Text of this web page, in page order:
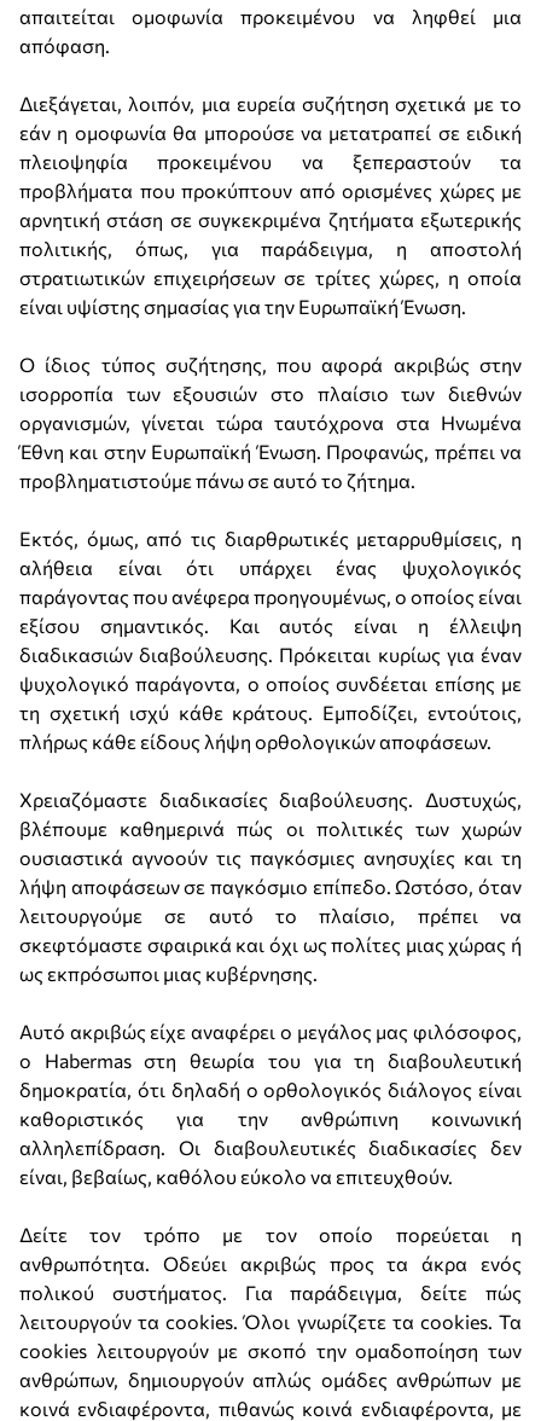
απαιτείται ομοφωνία προκειμένου να ληφθεί μια
απόφαση.
Διεξάγεται, λοιπόν, μια ευρεία συζήτηση σχετικά με το
εάν η ομοφωνία θα μπορούσε να μετατραπεί σε ειδική
πλειοψηφία προκειμένου να ξεπεραστούν τα
προβλήματα που προκύπτουν από ορισμένες χώρες με
αρνητική στάση σε συγκεκριμένα ζητήματα εξωτερικής
πολιτικής, όπως, για παράδειγμα, η αποστολή
στρατιωτικών επιχειρήσεων σε τρίτες χώρες, η οποία
είναι υψίστης σημασίας για την Ευρωπαϊκή Ένωση.
Ο ίδιος τύπος συζήτησης, που αφορά ακριβώς στην
ισορροπία των εξουσιών στο πλαίσιο των διεθνών
οργανισμών, γίνεται τώρα ταυτόχρονα στα Ηνωμένα
Έθνη και στην Ευρωπαϊκή Ένωση. Προφανώς, πρέπει να
προβληματιστούμε πάνω σε αυτό το ζήτημα.
Εκτός, όμως, από τις διαρθρωτικές μεταρρυθμίσεις, η
αλήθεια είναι ότι υπάρχει ένας ψυχολογικός
παράγοντας που ανέφερα προηγουμένως, ο οποίος είναι
εξίσου σημαντικός. Και αυτός είναι η έλλειψη
διαδικασιών διαβούλευσης. Πρόκειται κυρίως για έναν
ψυχολογικό παράγοντα, ο οποίος συνδέεται επίσης με
τη σχετική ισχύ κάθε κράτους. Εμποδίζει, εντούτοις,
πλήρως κάθε είδους λήψη ορθολογικών αποφάσεων.
Χρειαζόμαστε διαδικασίες διαβούλευσης. Δυστυχώς,
βλέπουμε καθημερινά πώς οι πολιτικές των χωρών
ουσιαστικά αγνοούν τις παγκόσμιες ανησυχίες και τη
λήψη αποφάσεων σε παγκόσμιο επίπεδο. Ωστόσο, όταν
λειτουργούμε σε αυτό το πλαίσιο, πρέπει να
σκεφτόμαστε σφαιρικά και όχι ως πολίτες μιας χώρας ή
ως εκπρόσωποι μιας κυβέρνησης.
Αυτό ακριβώς είχε αναφέρει ο μεγάλος μας φιλόσοφος,
ο Habermas στη θεωρία του για τη διαβουλευτική
δημοκρατία, ότι δηλαδή ο ορθολογικός διάλογος είναι
καθοριστικός για την ανθρώπινη κοινωνική
αλληλεπίδραση. Οι διαβουλευτικές διαδικασίες δεν
είναι, βεβαίως, καθόλου εύκολο να επιτευχθούν.
Δείτε τον τρόπο με τον οποίο πορεύεται η
ανθρωπότητα. Οδεύει ακριβώς προς τα άκρα ενός
πολικού συστήματος. Για παράδειγμα, δείτε πώς
λειτουργούν τα cookies. Όλοι γνωρίζετε τα cookies. Τα
cookies λειτουργούν με σκοπό την ομαδοποίηση των
ανθρώπων, δημιουργούν απλώς ομάδες ανθρώπων με
κοινά ενδιαφέροντα, πιθανώς κοινά ενδιαφέροντα, με